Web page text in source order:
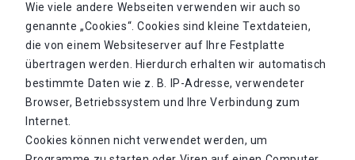
Wie viele andere Webseiten verwenden wir auch so
genannte „Cookies“. Cookies sind kleine Textdateien,
die von einem Websiteserver auf Ihre Festplatte
übertragen werden. Hierdurch erhalten wir automatisch
bestimmte Daten wie z. B. IP-Adresse, verwendeter
Browser, Betriebssystem und Ihre Verbindung zum
Internet.
Cookies können nicht verwendet werden, um